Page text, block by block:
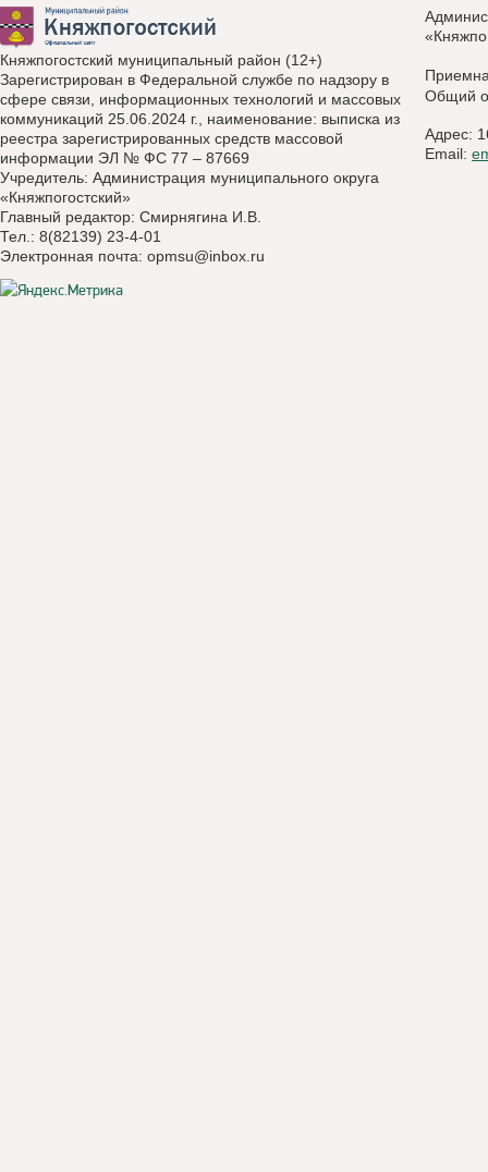
Княжпогостский муниципальный район (12+)
Зарегистрирован в Федеральной службе по надзору в
сфере связи, информационных технологий и массовых
коммуникаций 25.06.2024 г., наименование: выписка из
реестра зарегистрированных средств массовой
информации ЭЛ № ФС 77 – 87669
Учредитель: Администрация муниципального округа
«Княжпогостский»
Главный редактор: Смирнягина И.В.
Тел.: 8(82139) 23-4-01
Электронная почта: opmsu@inbox.ru
Общий
Адрес:
Email: